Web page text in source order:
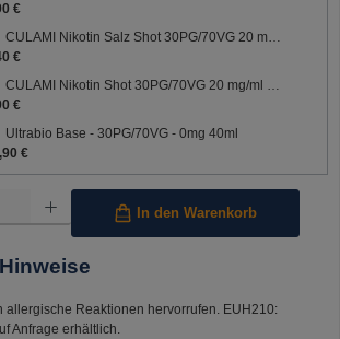
€
CULAMI Nikotin Salz Shot 30PG/70VG 20 mg/ml Sorte: 30PG/70VG
€
CULAMI Nikotin Shot 30PG/70VG 20 mg/ml Sorte: 30PG/70VG
€
Ultrabio Base - 30PG/70VG - 0mg 40ml
€
Wert ein oder benutze die Schaltflächen um die
In den Warenkorb
allergische Reaktionen hervorrufen. EUH210:
Anfrage erhältlich.